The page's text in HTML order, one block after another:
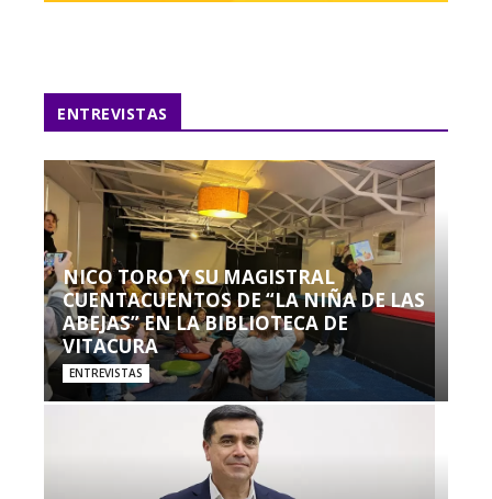
ENTREVISTAS
NICO TORO Y SU MAGISTRAL
CUENTACUENTOS DE “LA NIÑA DE LAS
ABEJAS” EN LA BIBLIOTECA DE
VITACURA
ENTREVISTAS